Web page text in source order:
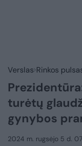
Verslas Rinkos
turėtų
gynybos
2024 m. rugsėjo 5 d.